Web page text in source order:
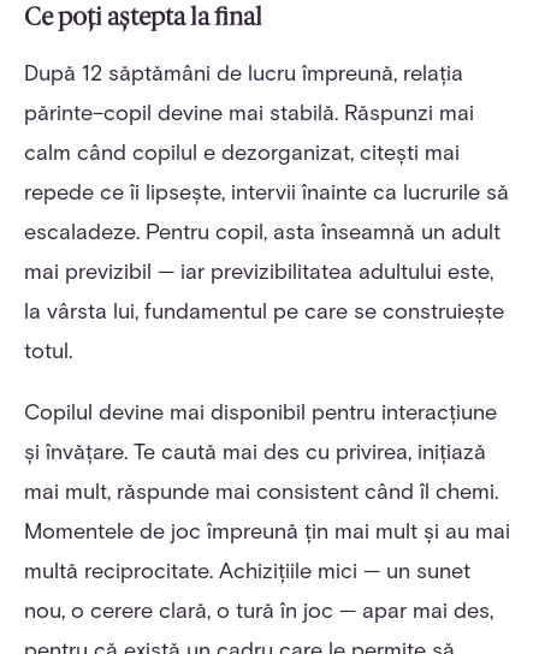
Ce poți aștepta la final
După 12 săptămâni de lucru împreună, relația
părinte–copil devine mai stabilă. Răspunzi mai
calm când copilul e dezorganizat, citești mai
repede ce îi lipsește, intervii înainte ca lucrurile să
escaladeze. Pentru copil, asta înseamnă un adult
mai previzibil — iar previzibilitatea adultului este,
la vârsta lui, fundamentul pe care se construiește
totul.
Copilul devine mai disponibil pentru interacțiune
și învățare. Te caută mai des cu privirea, inițiază
mai mult, răspunde mai consistent când îl chemi.
Momentele de joc împreună țin mai mult și au mai
multă reciprocitate. Achizițiile mici — un sunet
nou, o cerere clară, o tură în joc — apar mai des,